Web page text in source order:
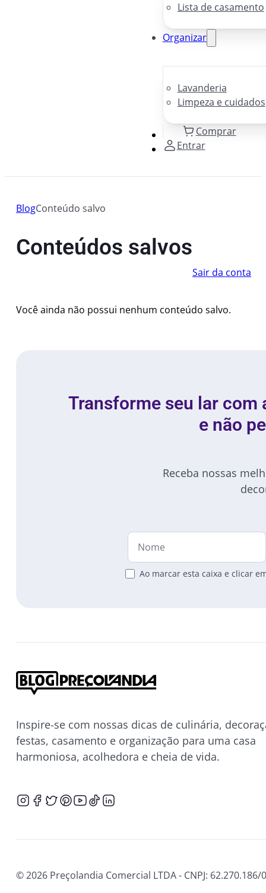
Lista de casamento
Organizar
Lavanderia
Limpeza e cuidados
Comprar
Entrar
BlogConteúdo salvo
Conteúdos salvos
Sair da conta
Você ainda não possui nenhum conteúdo salvo.
Transforme seu lar com
e não
Receba nossas
Ao marcar esta caixa e clicar
Inspire-se com nossas dicas de culinária,
festas, casamento e organização para uma casa
harmoniosa, acolhedora e cheia de vida.
© 2026 Preçolandia Comercial LTDA - CNPJ: 62.270.186/